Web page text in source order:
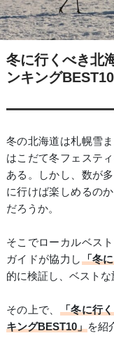
冬に行くべき北
ンキングBEST10
冬の北海道は札幌雪
はこだて冬フェステ
ある。しかし、数が
に行けば楽しめるの
だろうか。
そこでローカルベス
ガイドが協力し「冬
的に検証し、ベストな
その上で、 「冬に行
キングBEST10」を紹